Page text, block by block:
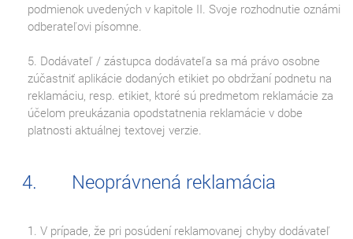
podmienok uvedených v kapitole II. Svoje rozhodnutie oznámi
odberateľovi písomne.
5. Dodávateľ / zástupca dodávateľa sa má právo osobne
zúčastniť aplikácie dodaných etikiet po obdržaní podnetu na
reklamáciu, resp. etikiet, ktoré sú predmetom reklamácie za
účelom preukázania opodstatnenia reklamácie v dobe
platnosti aktuálnej textovej verzie.
Neoprávnená reklamácia
1. V prípade, že pri posúdení reklamovanej chyby dodávateľ